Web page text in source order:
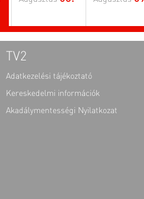
TV2
Adatkezelési tájékoztató
Kereskedelmi információk
Akadálymentességi Nyilatkozat